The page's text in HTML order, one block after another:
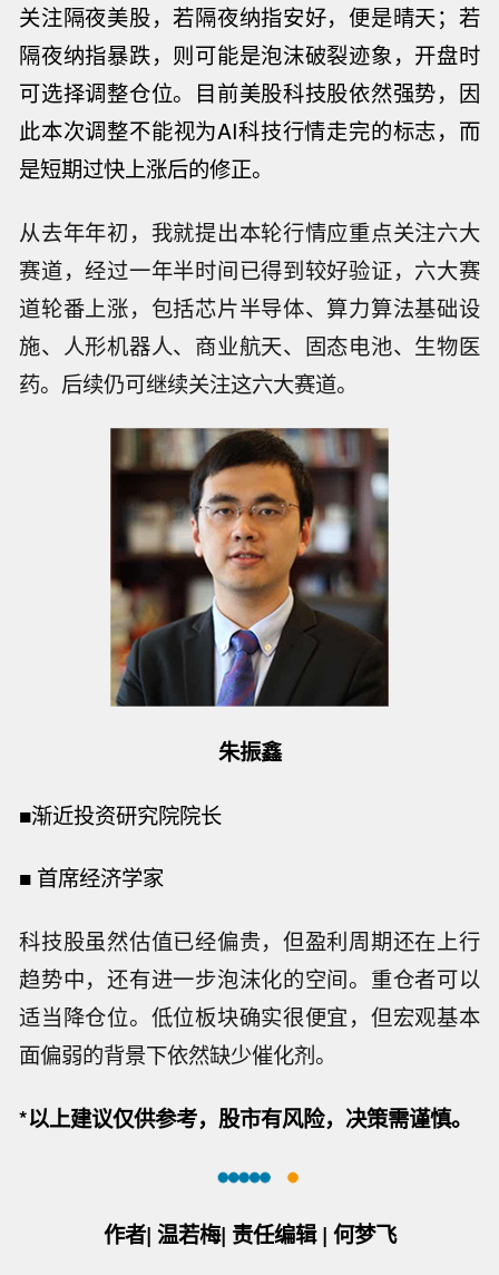
关注隔夜美股，若隔夜纳指安好，便是晴天；若
隔夜纳指暴跌，则可能是泡沫破裂迹象，开盘时
可选择调整仓位。目前美股科技股依然强势，因
此本次调整不能视为AI科技行情走完的标志，而
是短期过快上涨后的修正。
从去年年初，我就提出本轮行情应重点关注六大
赛道，经过一年半时间已得到较好验证，六大赛
道轮番上涨，包括芯片半导体、算力算法基础设
施、人形机器人、商业航天、固态电池、生物医
药。后续仍可继续关注这六大赛道。
朱振鑫
■渐近投资研究院院长
■ 首席经济学家
科技股虽然估值已经偏贵，但盈利周期还在上行
趋势中，还有进一步泡沫化的空间。重仓者可以
适当降仓位。低位板块确实很便宜，但宏观基本
面偏弱的背景下依然缺少催化剂。
*以上建议仅供参考， 股市有风险，决策需谨慎。
作者| 温若梅| 责任编辑| 何梦飞
【黄金概念持续走强，潮宏基等多股涨
停】黄金概念持续走强，潮宏基、宝鼎